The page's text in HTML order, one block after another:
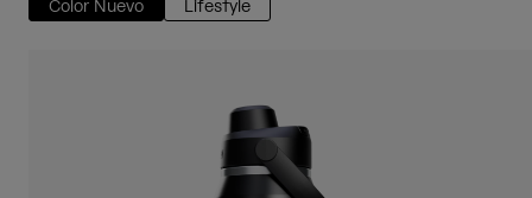
Viajar y estilo de vida
Color Nuevo Lifestyle